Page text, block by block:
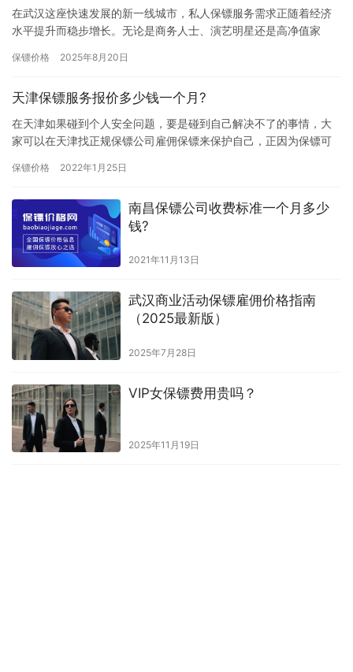
在武汉这座快速发展的新一线城市，私人保镖服务需求正随着经济
水平提升而稳步增长。无论是商务人士、演艺明星还是高净值家
地区私人…
保镖价格 2025年8月20日
天津保镖服务报价多少钱一个月?
在天津如果碰到个人安全问题，要是碰到自己解决不了的事情，大
家可以在天津找正规保镖公司雇佣保镖来保护自己，正因为保镖可
保镖雇…
保镖价格 2022年1月25日
南昌保镖公司收费标准一个月多少
钱?
2021年11月13日
武汉商业活动保镖雇佣价格指南
（2025最新版）
2025年7月28日
VIP女保镖费用贵吗？
2025年11月19日